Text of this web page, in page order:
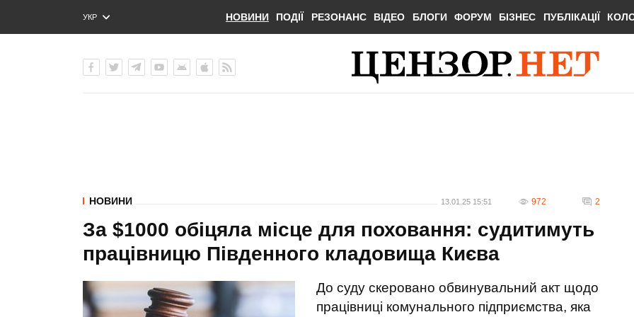
УКР
ENG
НОВИНИ ПОДІЇ РЕЗОНАНС ВІДЕО БЛОГИ ФОРУМ БІЗНЕС ПУБЛІКАЦІЇ
НОВИНИ 13.01.25 15:51 972 2
За $1000 обіцяла місце для поховання: судитимуть
працівницю Південного кладовища Києва
До суду скеровано обвинувальний акт щодо
працівниці комунального підприємства, яка